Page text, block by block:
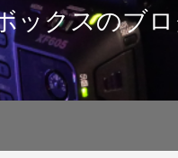
ックスのブ